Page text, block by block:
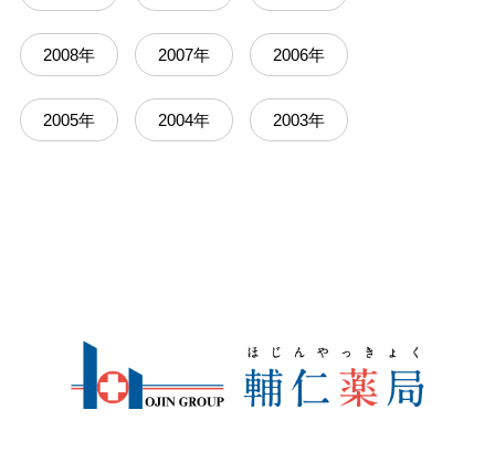
2008年 2007年 2006年
2005年 2004年 2003年